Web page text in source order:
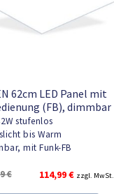
62cm LED Panel mit
(FB), dimmbar
stufenlos
bis Warm
mit Funk-FB
€
Ursprünglicher
114,99€Aktueller
zzgl. MwSt.